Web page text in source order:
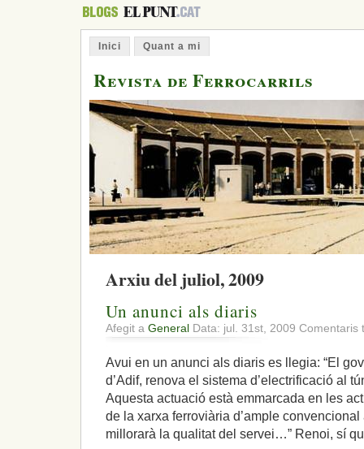
Inici Quant a mi
Revista de Ferrocarrils
Arxiu del juliol, 2009
Un anunci als diaris
Afegit a General Data: jul. 31st, 2009 Comentaris
Avui en un anunci als diaris es llegia: “El
d’Adif, renova el sistema d’electrificació al
Aquesta actuació està emmarcada en les
de la xarxa ferroviària d’ample
millorarà la qualitat del servei…” Renoi, sí